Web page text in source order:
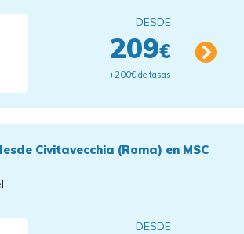
DESDE
209€
+200€ de tasas
Civitavecchia (Roma) en MSC
DESDE